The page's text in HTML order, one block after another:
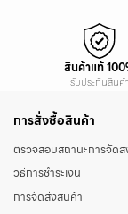
สินค้าแท้
รับประกันสินค้า
การสั่งซื้อสินค้า
ตรวจสอบสถานะการจัด
วิธีการชำระเงิน
การจัดส่งสินค้า